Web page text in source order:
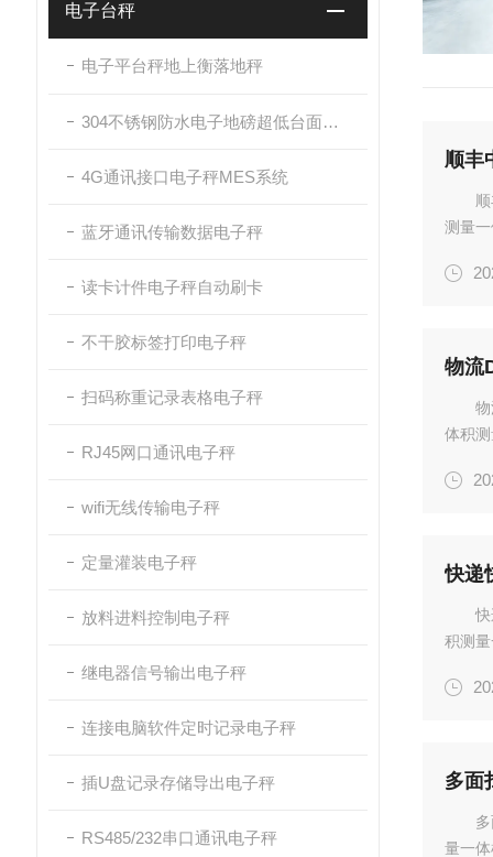
电子台秤
电子平台秤地上衡落地秤
304不锈钢防水电子地磅超低台面带斜坡
4G通讯接口电子秤MES系统
蓝牙通讯传输数据电子秤
读卡计件电子秤自动刷卡
不干胶标签打印电子秤
扫码称重记录表格电子秤
RJ45网口通讯电子秤
wifi无线传输电子秤
定量灌装电子秤
放料进料控制电子秤
继电器信号输出电子秤
连接电脑软件定时记录电子秤
插U盘记录存储导出电子秤
RS485/232串口通讯电子秤
顺丰
测量
件/小
物流
体积
精度
快递
积测
2400
多面
量一